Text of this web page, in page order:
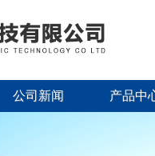
公司新闻 产品中